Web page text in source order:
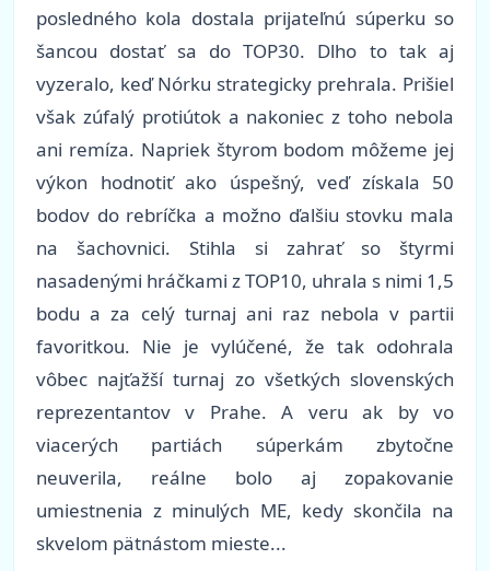
posledného kola dostala prijateľnú súperku so
šancou dostať sa do TOP30. Dlho to tak aj
vyzeralo, keď Nórku strategicky prehrala. Prišiel
však zúfalý protiútok a nakoniec z toho nebola
ani remíza. Napriek štyrom bodom môžeme jej
výkon hodnotiť ako úspešný, veď získala 50
bodov do rebríčka a možno ďalšiu stovku mala
na šachovnici. Stihla si zahrať so štyrmi
nasadenými hráčkami z TOP10, uhrala s nimi 1,5
bodu a za celý turnaj ani raz nebola v partii
favoritkou. Nie je vylúčené, že tak odohrala
vôbec najťažší turnaj zo všetkých slovenských
reprezentantov v Prahe. A veru ak by vo
viacerých partiách súperkám zbytočne
neuverila, reálne bolo aj zopakovanie
umiestnenia z minulých ME, kedy skončila na
skvelom pätnástom mieste...